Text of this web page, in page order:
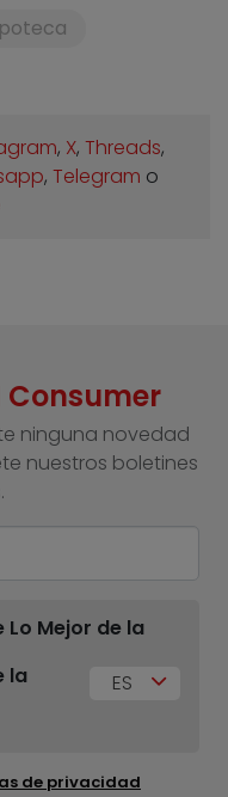
, X, Threads,
, Telegram o
Consumer
ninguna novedad
nuestros boletines
Mejor de la
la
ES
de privacidad